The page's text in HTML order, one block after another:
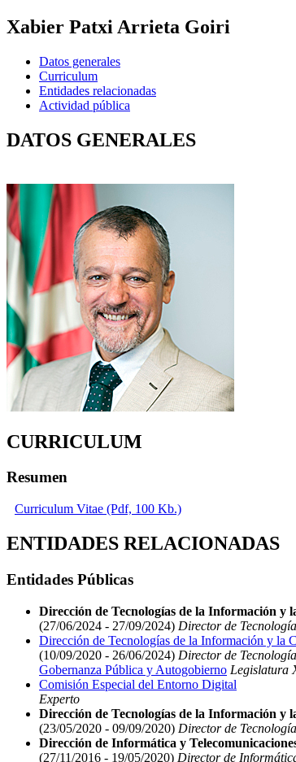
Xabier Patxi Arrieta Goiri
Datos generales
Curriculum
Entidades relacionadas
Actividad pública
DATOS GENERALES
CURRICULUM
Resumen
Curriculum Vitae (Pdf, 100 Kb.)
ENTIDADES RELACIONADAS
Entidades Públicas
Dirección de Tecnologías de la Información
(27/06/2024 - 27/09/2024) Director de
Dirección de Tecnologías de la Información y la
(10/09/2020 - 26/06/2024) Director de
Gobernanza Pública y Autogobierno Legislatura
Comisión Especial del Entorno Digital
Experto
Dirección de Tecnologías de la Información y
(23/05/2020 - 09/09/2020) Director de
Dirección de Informática y
(27/11/2016 - 19/05/2020) Director de